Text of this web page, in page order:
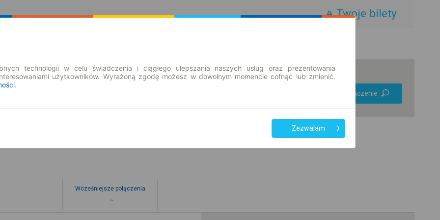
Twoje bilety
Znajdź połączenie
Wcześniejsze połączenia
technologii w celu świadczenia i ciągłego ulepszania naszych usług oraz prezentowania
użytkowników. Wyrażoną zgodę możesz w dowolnym momencie cofnąć lub zmienić.
.
Zezwalam